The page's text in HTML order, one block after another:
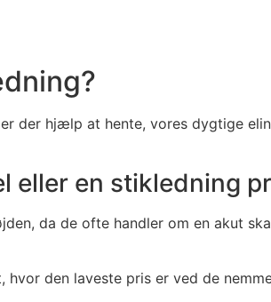
der hjælp at hente, vores dygtige
eller en stikledning
da de ofte handler om en akut
den laveste pris er ved de